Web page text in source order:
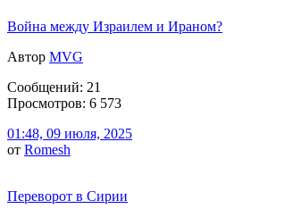
Война между Израилем и Ираном?
Автор MVG
Сообщений: 21
Просмотров: 6 573
01:48, 09 июля, 2025
от Romesh
Переворот в Сирии